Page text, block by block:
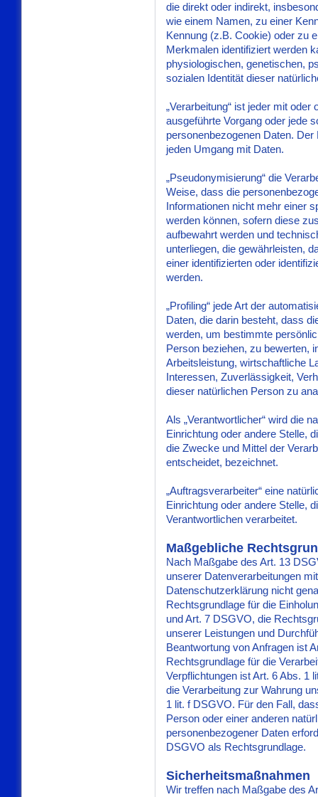
die direkt oder indirekt,
wie einem Namen, zu einer
Kennung (z.B. Cookie) oder zu
Merkmalen identifiziert werden
physiologischen, genetischen,
sozialen Identität dieser
„Verarbeitung“ ist jeder mit
ausgeführte Vorgang oder jede
personenbezogenen Daten.
jeden Umgang mit Daten.
„Pseudonymisierung“ die
Weise, dass die
Informationen nicht mehr einer
werden können, sofern diese
aufbewahrt werden und
unterliegen, die gewährleisten,
einer identifizierten oder
werden.
„Profiling“ jede Art der
Daten, die darin besteht, dass
werden, um bestimmte
Person beziehen, zu bewerten,
Arbeitsleistung, wirtschaftliche
Interessen, Zuverlässigkeit,
dieser natürlichen Person zu
Als „Verantwortlicher“ wird die
Einrichtung oder andere Stelle,
die Zwecke und Mittel der
entscheidet, bezeichnet.
„Auftragsverarbeiter“ eine
Einrichtung oder andere Stelle,
Verantwortlichen verarbeitet.
Maßgebliche
Nach Maßgabe des Art. 13
unserer Datenverarbeitungen
Datenschutzerklärung nicht
Rechtsgrundlage für die
und Art. 7 DSGVO, die
unserer Leistungen und
Beantwortung von Anfragen ist
Rechtsgrundlage für die
Verpflichtungen ist Art. 6 Abs. 1
die Verarbeitung zur Wahrung
1 lit. f DSGVO. Für den Fall,
Person oder einer anderen
personenbezogener Daten
DSGVO als Rechtsgrundlage.
Sicherheitsmaßnahmen
Wir treffen nach Maßgabe des